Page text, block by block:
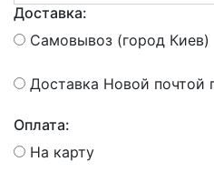
Доставка:
Самовывоз (город Киев)
Доставка Новой почтой
Оплата:
На карту